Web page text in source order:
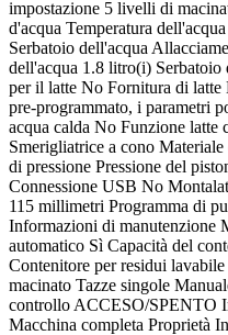
impostazione 5 livelli di
d'acqua Temperatura
Serbatoio dell'acqua
dell'acqua 1.8 litro(i)
per il latte No Fornitura di latte
pre-programmato, i parametri
acqua calda No Funzione latte
Smerigliatrice a cono
di pressione Pressione del
Connessione USB No
115 millimetri Programma di
Informazioni di manutenzione
automatico Sì Capacità del
Contenitore per residui
macinato Tazze singole
controllo ACCESO/SPENTO
Macchina completa Proprietà